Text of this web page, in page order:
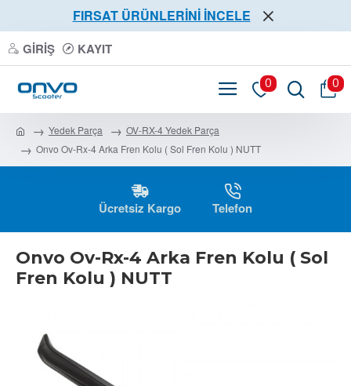
FIRSAT ÜRÜNLERİNİ İNCELE
GIRIŞ KAYIT
0 0
Yedek Parça
OV-RX-4 Yedek Parça
Onvo Ov-Rx-4 Arka Fren Kolu ( Sol Fren Kolu ) NUTT
Ücretsiz Kargo Telefon
Onvo Ov-Rx-4 Arka Fren Kolu ( Sol
Fren Kolu ) NUTT